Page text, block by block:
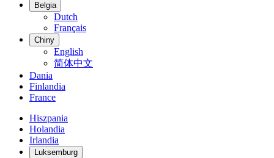
Belgia
Dutch
Français
Chiny
English
简体中文
Dania
Finlandia
France
Hiszpania
Holandia
Irlandia
Luksemburg